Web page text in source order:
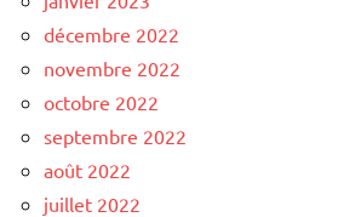
décembre 2022
novembre 2022
octobre 2022
septembre 2022
août 2022
juillet 2022